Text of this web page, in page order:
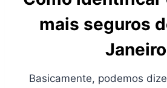
mais seguros
Janeiro
Basicamente, podemos